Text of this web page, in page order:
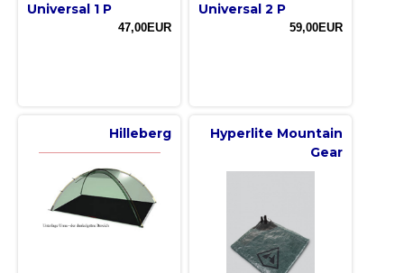
Universal 1 P
47,00EUR
Universal 2 P
59,00EUR
Hilleberg
Hyperlite Mountain
Gear